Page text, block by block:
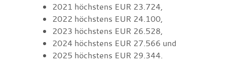
2021 höchstens EUR 23.724,
2022 höchstens EUR 24.100,
2023 höchstens EUR 26.528,
2024 höchstens EUR 27.566 und
2025 höchstens EUR 29.344.